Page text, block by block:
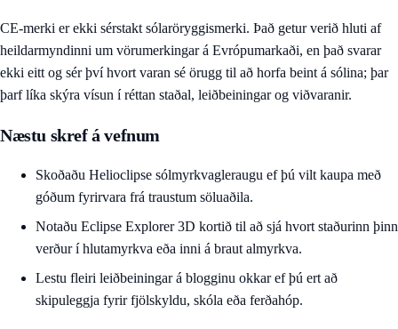
CE-merki er ekki sérstakt sólaröryggismerki. Það getur verið hluti af
heildarmyndinni um vörumerkingar á Evrópumarkaði, en það svarar
ekki eitt og sér því hvort varan sé örugg til að horfa beint á sólina; þar
þarf líka skýra vísun í réttan staðal, leiðbeiningar og viðvaranir.
Næstu skref á vefnum
Skoðaðu Helioclipse sólmyrkvagleraugu ef þú vilt kaupa með
góðum fyrirvara frá traustum söluaðila.
Notaðu Eclipse Explorer 3D kortið til að sjá hvort staðurinn þinn
verður í hlutamyrkva eða inni á braut almyrkva.
Lestu fleiri leiðbeiningar á blogginu okkaref þú ert að
skipuleggja fyrir fjölskyldu, skóla eða ferðahóp.